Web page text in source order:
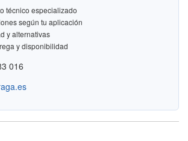
técnico especializado
según tu aplicación
y alternativas
y disponibilidad
016